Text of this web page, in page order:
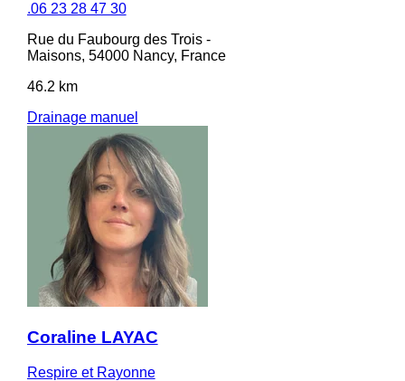
.06 23 28 47 30
Rue du Faubourg des Trois -
Maisons, 54000 Nancy, France
46.2 km
Drainage manuel
Coraline LAYAC
Respire et Rayonne